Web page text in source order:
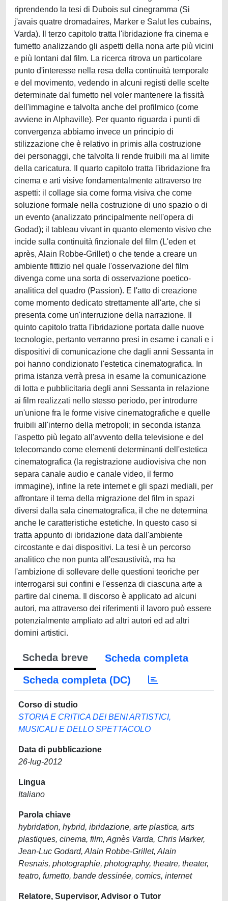
riprendendo la tesi di Dubois sul cinegramma (Si
j'avais quatre dromadaires, Marker e Salut les cubains,
Varda). Il terzo capitolo tratta l'ibridazione fra cinema e
fumetto analizzando gli aspetti della nona arte più vicini
e più lontani dal film. La ricerca ritrova un particolare
punto d'interesse nella resa della continuità temporale
e del movimento, vedendo in alcuni registi delle scelte
determinate dal fumetto nel voler mantenere la fissità
dell'immagine e talvolta anche del profilmico (come
avviene in Alphaville). Per quanto riguarda i punti di
convergenza abbiamo invece un principio di
stilizzazione che è relativo in primis alla costruzione
dei personaggi, che talvolta li rende fruibili ma al limite
della caricatura. Il quarto capitolo tratta l'ibridazione fra
cinema e arti visive fondamentalmente attraverso tre
aspetti: il collage sia come forma visiva che come
soluzione formale nella costruzione di uno spazio o di
un evento (analizzato principalmente nell'opera di
Godad); il tableau vivant in quanto elemento visivo che
incide sulla continuità finzionale del film (L'eden et
après, Alain Robbe-Grillet) o che tende a creare un
ambiente fittizio nel quale l'osservazione del film
divenga come una sorta di osservazione poetico-
analitica del quadro (Passion). E l'atto di creazione
come momento dedicato strettamente all'arte, che si
presenta come un'interruzione della narrazione. Il
quinto capitolo tratta l'ibridazione portata dalle nuove
tecnologie, pertanto verranno presi in esame i canali e i
dispositivi di comunicazione che dagli anni Sessanta in
poi hanno condizionato l'estetica cinematografica. In
prima istanza verrà presa in esame la comunicazione
di lotta e pubblicitaria degli anni Sessanta in relazione
ai film realizzati nello stesso periodo, per introdurre
un'unione fra le forme visive cinematografiche e quelle
fruibili all'interno della metropoli; in seconda istanza
l'aspetto più legato all'avvento della televisione e del
telecomando come elementi determinanti dell'estetica
cinematografica (la registrazione audiovisiva che non
separa canale audio e canale video, il fermo
immagine), infine la rete internet e gli spazi mediali, per
affrontare il tema della migrazione del film in spazi
diversi dalla sala cinematografica, il che ne determina
anche le caratteristiche estetiche. In questo caso si
tratta appunto di ibridazione data dall'ambiente
circostante e dai dispositivi. La tesi è un percorso
analitico che non punta all'esaustività, ma ha
l'ambizione di sollevare delle questioni teoriche per
interrogarsi sui confini e l'essenza di ciascuna arte a
partire dal cinema. Il discorso è applicato ad alcuni
autori, ma attraverso dei riferimenti il lavoro può essere
potenzialmente ampliato ad altri autori ed ad altri
domini artistici.
Scheda breve
Scheda completa
Scheda completa (DC)
Corso di studio
STORIA E CRITICA DEI BENI ARTISTICI,
MUSICALI E DELLO SPETTACOLO
Data di pubblicazione
26-lug-2012
Lingua
Italiano
Parola chiave
hybridation, hybrid, ibridazione, arte plastica, arts
plastiques, cinema, film, Agnès Varda, Chris Marker,
Jean-Luc Godard, Alain Robbe-Grillet, Alain
Resnais, photographie, photography, theatre, theater,
teatro, fumetto, bande dessinée, comics, internet
Relatore, Supervisor, Advisor o Tutor